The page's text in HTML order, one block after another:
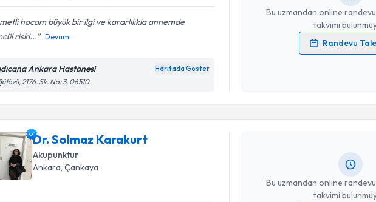
hocam büyük bir ilgi ve kararlılıkla annemde
riski...
Devamı
Ankara Hastanesi Haritada Göster
2176. Sk. No: 3, 06510
Bu uzmandan online
takvimi
Randevu
Kişisel verilerimin işlenmesine
Takvim Talebini
Dr. Solmaz Karakurt
Akupunktur
Ankara , Çankaya
Bu uzmandan online
takvimi
Dr. Solmaz Karakurtiçin randevu
bu uzmandan randevu almanız için bir